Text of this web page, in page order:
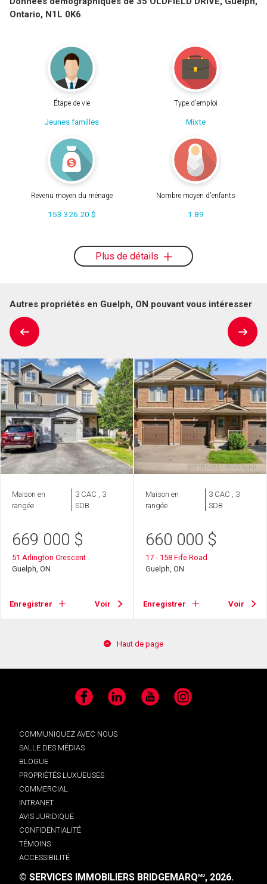
Ontario, N1L 0K6
Étape de vie
Jeunes familles
Type d'emploi
Mixte
Revenu moyen du ménage
153 326.20 $
Nombre moyen d'enfants
1.89
Plus de détails
Autres propriétés en Guelph, ON pouvant vous intéresser
Maison en
rangée
3 CAC , 3
SDB
669 000 $
51 Arlington Crescent
Guelph, ON
Enregistrer Voir
Maison en
rangée
3 CAC , 3
SDB
660 000 $
17 - 158 Fife Road
Guelph, ON
Enregistrer Voir
Haut de page
Facebook LinkedIn YouTube Instagram
COMMUNIQUEZ AVEC NOUS
SALLE DES MÉDIAS
BLOGUE
PROPRIÉTÉS LUXUEUSES
COMMERCIAL
INTRANET
AVIS JURIDIQUE
CONFIDENTIALITÉ
TÉMOINS
ACCESSIBILITÉ
© SERVICES IMMOBILIERS BRIDGEMARQMD, 2026.